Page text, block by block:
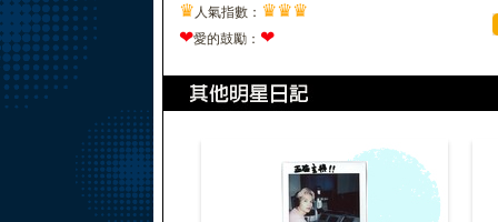
♛ 人氣指數： ♛♛♛
❤愛的鼓勵： ❤